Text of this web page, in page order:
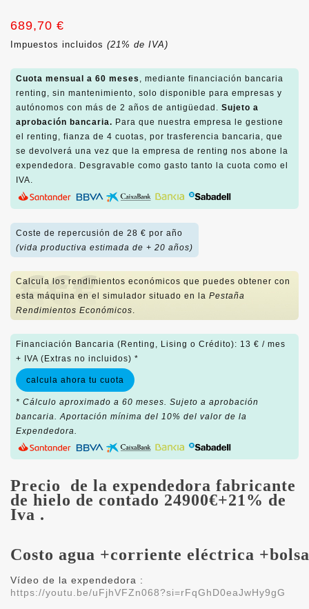
689,70 €
Impuestos incluidos (21% de IVA)
Cuota mensual a 60 meses
, mediante financiación bancaria
renting, sin mantenimiento, solo disponible para empresas y
autónomos con más de 2 años de antigüedad. Sujeto a
aprobación bancaria. Para que nuestra empresa le gestione
el renting, fianza de 4 cuotas, por trasferencia bancaria, que
se devolverá una vez que la empresa de renting nos abone la
expendedora. Desgravable como gasto tanto la cuota como el
IVA.
Coste de repercusión de 28 € por año
(vida productiva estimada de + 20 años)
Calcula los rendimientos económicos que puedes obtener con
esta máquina en el simulador situado en la Pestaña
Rendimientos Económicos
Financiación Bancaria (Renting, Lising o Crédito): 13 € / mes
+ IVA (Extras no incluidos) *
calcula ahora tu cuota
* Cálculo aproximado a 60 meses. Sujeto a aprobación
bancaria. Aportación mínima del 10% del valor de la
Expendedora.
Precio de la expendedora fabricante
de hielo de contado 24900€+21% de
Iva .
Costo agua +corriente eléctrica +bolsa
Vídeo de la expendedora :
https://youtu.be/uFjhVFZn068?si=rFqGhD0eaJwHy9gG